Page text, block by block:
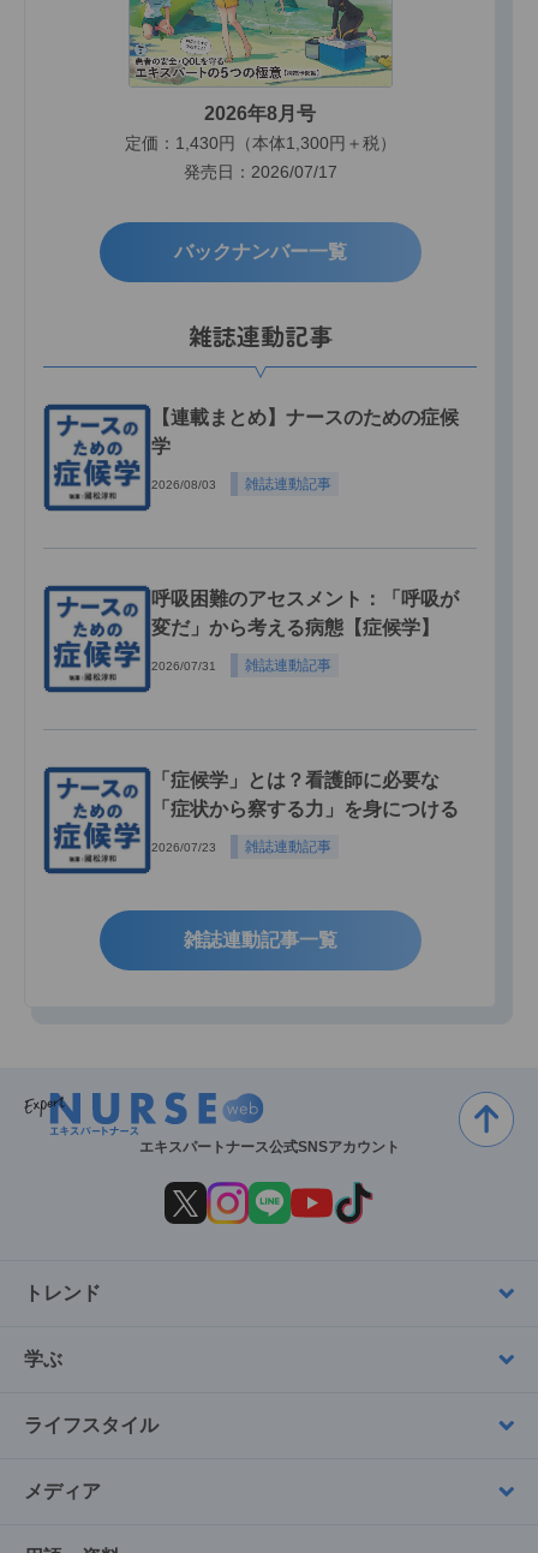
2026年8月号
定価：1,430円（本体1,300円＋税）
発売日：2026/07/17
バックナンバー一覧
雑誌連動記事
【連載まとめ】ナースのための症候
学
2026/08/03 雑誌連動記事
呼吸困難のアセスメント：「呼吸が
変だ」から考える病態【症候学】
2026/07/31 雑誌連動記事
「症候学」とは？看護師に必要な
「症状から察する力」を身につける
2026/07/23 雑誌連動記事
雑誌連動記事一覧
エキスパートナース公式SNSアカウント
トレンド
学ぶ
ライフスタイル
メディア